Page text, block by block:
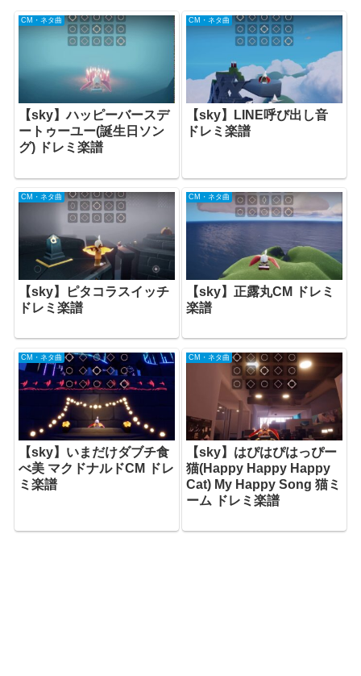
CM・ネタ曲
【sky】ハッピーバースデ
ートゥーユー(誕生日ソン
グ) ドレミ楽譜
CM・ネタ曲
【sky】LINE呼び出し音
ドレミ楽譜
CM・ネタ曲
【sky】ピタコラスイッチ
ドレミ楽譜
CM・ネタ曲
【sky】正露丸CM ドレミ
楽譜
CM・ネタ曲
【sky】いまだけダブチ食
べ美 マクドナルドCM ドレ
ミ楽譜
CM・ネタ曲
【sky】はぴはぴはっぴー
猫(Happy Happy Happy
Cat) My Happy Song 猫ミ
ーム ドレミ楽譜